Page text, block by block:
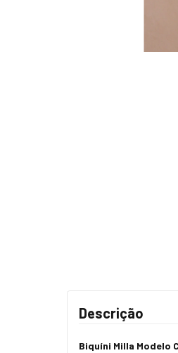
Descrição
Biquíni Milla Modelo